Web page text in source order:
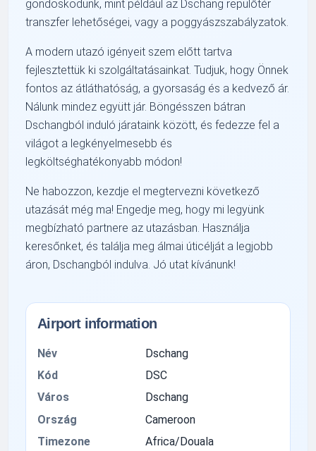
gondoskodunk, mint például az Dschang repülőtér
transzfer lehetőségei, vagy a poggyászszabályzatok.
A modern utazó igényeit szem előtt tartva
fejlesztettük ki szolgáltatásainkat. Tudjuk, hogy Önnek
fontos az átláthatóság, a gyorsaság és a kedvező ár.
Nálunk mindez együtt jár. Böngésszen bátran
Dschangból induló járataink között, és fedezze fel a
világot a legkényelmesebb és
legköltséghatékonyabb módon!
Ne habozzon, kezdje el megtervezni következő
utazását még ma! Engedje meg, hogy mi legyünk
megbízható partnere az utazásban. Használja
keresőnket, és találja meg álmai úticélját a legjobb
áron, Dschangból indulva. Jó utat kívánunk!
Airport information
Név
Dschang
Kód
DSC
Város
Dschang
Ország
Cameroon
Timezone
Africa/Douala